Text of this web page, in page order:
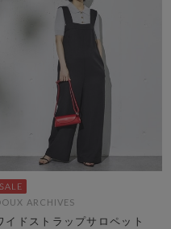
ARCHIVES
イドストラップサロペット